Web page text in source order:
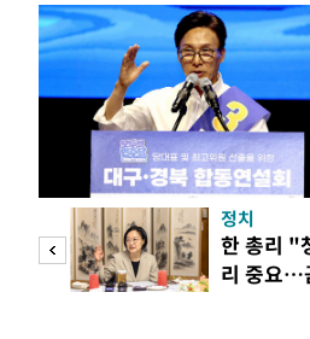
피
정치
한 총리 "
리 중요…